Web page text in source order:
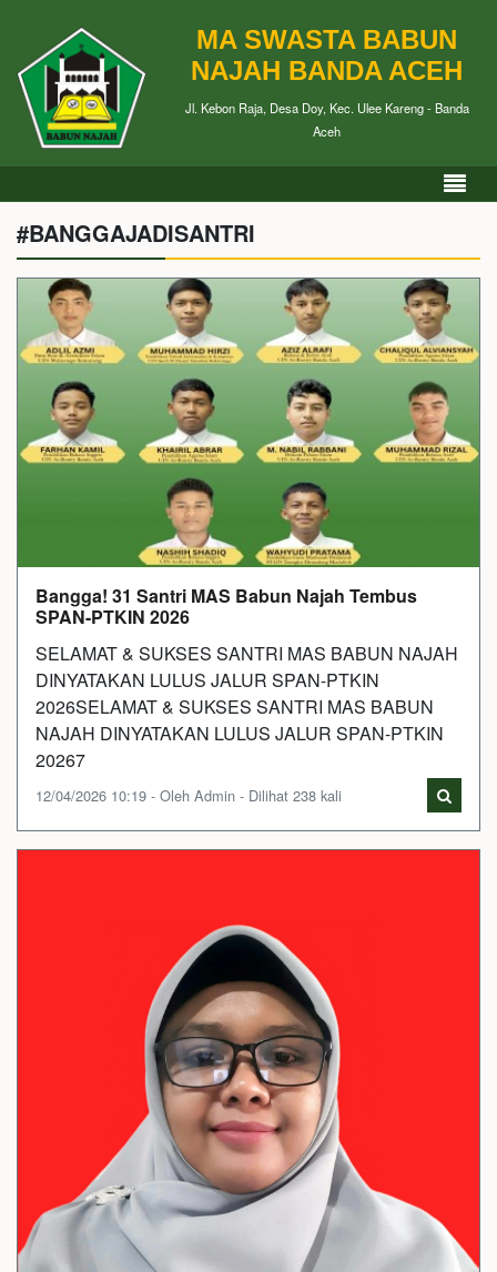
MA SWASTA BABUN
NAJAH BANDA ACEH
Jl. Kebon Raja, Desa Doy, Kec. Ulee Kareng - Banda
Aceh
#BANGGAJADISANTRI
Bangga! 31 Santri MAS Babun Najah Tembus
SPAN-PTKIN 2026
SELAMAT & SUKSES SANTRI MAS BABUN NAJAH
DINYATAKAN LULUS JALUR SPAN-PTKIN
2026SELAMAT & SUKSES SANTRI MAS BABUN
NAJAH DINYATAKAN LULUS JALUR SPAN-PTKIN
20267
12/04/2026 10:19 - Oleh Admin - Dilihat 238 kali